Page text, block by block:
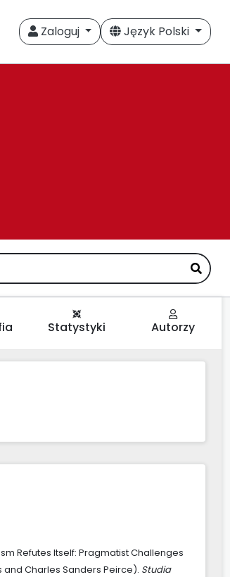
Zaloguj Język Polski
Statystyki Autorzy
Refutes Itself: Pragmatist Challenges
Charles Sanders Peirce). Studia